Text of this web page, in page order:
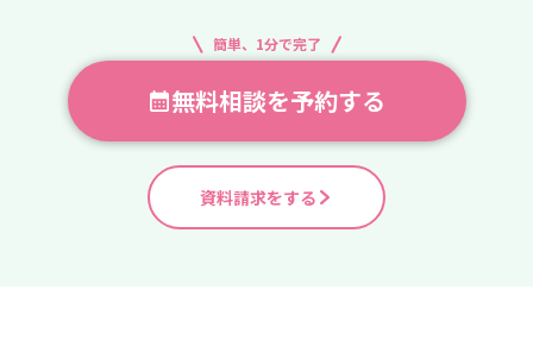
簡単、1分で完了
無料相談を予約する
資料請求をする